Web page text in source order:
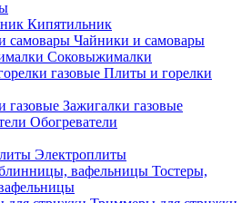
Кипятильник
Чайники и самовары
Соковыжималки
Плиты и горелки
Зажигалки газовые
Обогреватели
Электроплиты
Тостеры,